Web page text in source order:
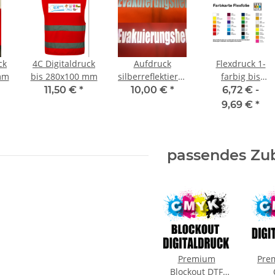
4C Digitaldruck
bis 280x100 mm
11,50 € *
Aufdruck
silberreflektierend
max 280x180
10,00 € *
Flexdruck 1-
farbig bis
120x120 mm
6,72 € -
9,69 € *
passendes
Premium
Blockout DTF